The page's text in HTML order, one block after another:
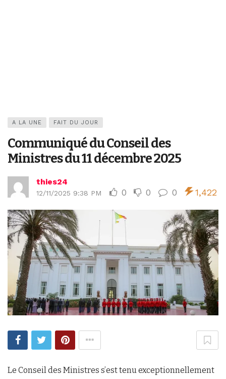
A LA UNE FAIT DU JOUR
Communiqué du Conseil des
Ministres du 11 décembre 2025
thies24
12/11/2025 9:38 PM 0 0 0 1,422
Le Conseil des Ministres s’est tenu exceptionnellement